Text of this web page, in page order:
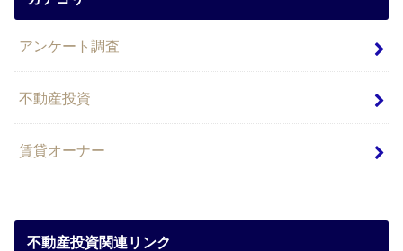
アンケート調査
不動産投資
賃貸オーナー
不動産投資関連リンク